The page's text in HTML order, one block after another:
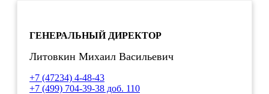
ГЕНЕРАЛЬНЫЙ ДИРЕКТОР
Литовкин Михаил Васильевич
+7 (47234) 4-48-43
+7 (499) 704-39-38 доб. 110